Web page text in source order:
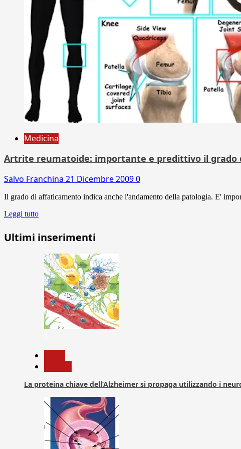
Medicina
Artrite reumatoide: importante e predittivo il grado
Salvo Franchina 21 Dicembre 20090
Il grado di affaticamento indica anche l'andamento della patologia. E'
Leggi tutto
Ultimi inserimenti
La proteina chiave dell’Alzheimer si propaga utilizzando i